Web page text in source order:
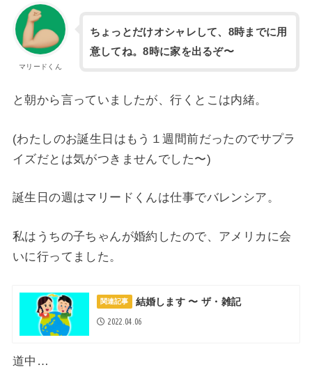
マリードくん
ちょっとだけオシャレして、8時までに用
意してね。8時に家を出るぞ〜
と朝から言っていましたが、行くとこは内緒。
(わたしのお誕生日はもう１週間前だったのでサプラ
イズだとは気がつきませんでした〜)
誕生日の週はマリードくんは仕事でバレンシア。
私はうちの子ちゃんが婚約したので、アメリカに会
いに行ってました。
関連記事 結婚します 〜 ザ・雑記
2022.04.06
道中…